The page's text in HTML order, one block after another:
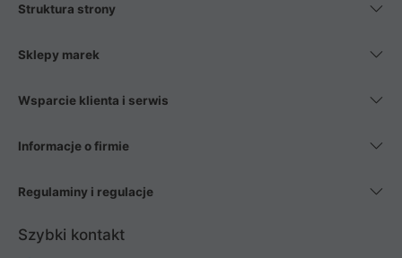
Struktura strony
Sklepy marek
Wsparcie klienta i serwis
Informacje o firmie
Regulaminy i regulacje
Szybki kontakt